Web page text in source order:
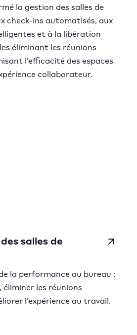
la gestion des salles de
check-ins automatisés, aux
et à la libération
éliminant les réunions
l’efficacité des espaces
collaborateur.
salles de
la performance au bureau :
éliminer les réunions
l’expérience au travail.